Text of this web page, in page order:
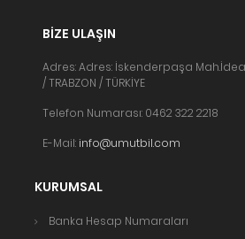
BIZE ULAŞIN
Adres: Adres: İskenderpaşa
/ TRABZON / TÜRKİYE
Telefon Numarası: 0462 322 2218
E-Mail: info@umutbil.com
KURUMSAL
Banka Hesap Numaraları